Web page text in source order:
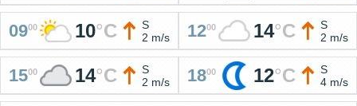
0900 10°C
S
2 m/s
1200 14°C
S
2 m/s
1500 14°C
S
2 m/s
1800 12°C
S
4 m/s